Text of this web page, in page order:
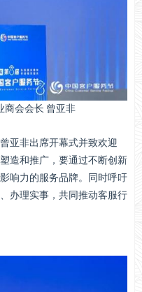
商会会长 曾亚非
非出席开幕式并致欢迎
造和推广，要通过不断创新
响力的服务品牌。同时呼吁
办理实事，共同推动客服行